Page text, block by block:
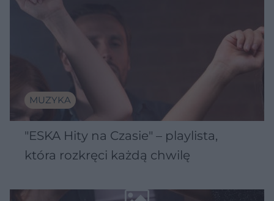
MUZYKA
"ESKA Hity na Czasie" – playlista,
która rozkręci każdą chwilę